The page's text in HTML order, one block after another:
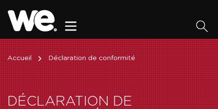
Accueil Déclaration de conformité
DÉCLARATION DE